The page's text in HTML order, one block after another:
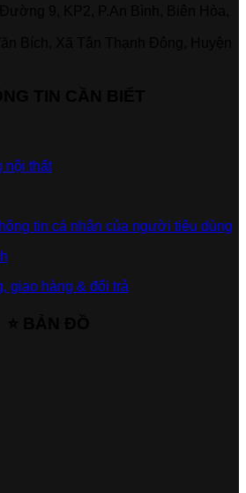
nội thất
tin cá nhân của người tiêu dùng
giao hàng & đổi trả